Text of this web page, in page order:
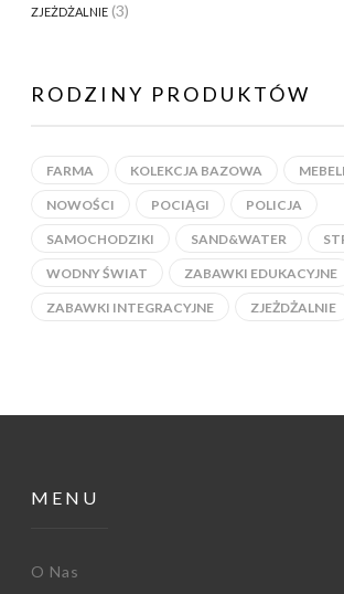
ZJEŻDŻALNIE (3)
RODZINY PRODUKTÓW
FARMA KOLEKCJA BAZOWA
NOWOŚCI POCIĄGI POLICJA
SAMOCHODZIKI SAND&WATER
WODNY ŚWIAT ZABAWKI EDUKACYJNE
ZABAWKI INTEGRACYJNE ZJEŻDŻALNIE
MENU
O Nas